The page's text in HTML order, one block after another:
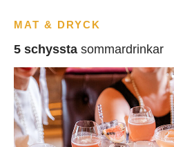
MAT & DRYCK
5 schyssta sommardrinkar